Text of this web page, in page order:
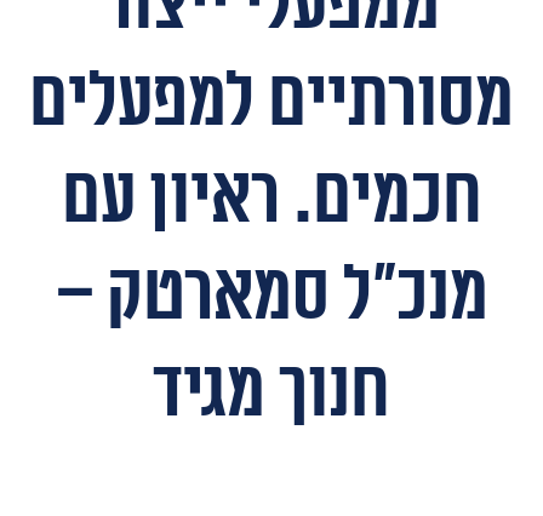
מסורתיים למפעלים
חכמים. ראיון עם
מנכ"ל סמארטק –
חנוך מגיד